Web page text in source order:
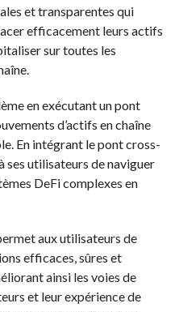
et transparentes qui
efficacement leurs actifs
sur toutes les
en exécutant un pont
d’actifs en chaîne
En intégrant le pont cross-
ses utilisateurs de naviguer
DeFi complexes en
aux utilisateurs de
efficaces, sûres et
ainsi les voies de
et leur expérience de